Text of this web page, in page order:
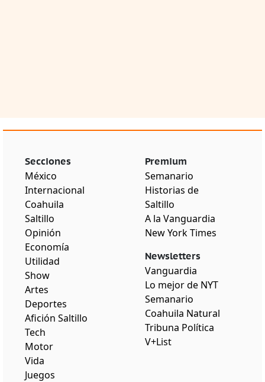
Secciones
México
Internacional
Coahuila
Saltillo
Opinión
Economía
Utilidad
Show
Artes
Deportes
Afición Saltillo
Tech
Motor
Vida
Juegos
Premium
Semanario
Historias de
Saltillo
A la Vanguardia
New York Times
Newsletters
Vanguardia
Lo mejor de NYT
Semanario
Coahuila Natural
Tribuna Política
V+List